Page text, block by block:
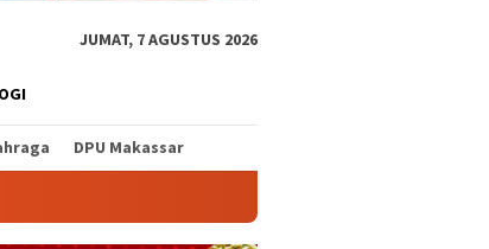
JUMAT, 7 AGUSTUS 2026
DPU Makassar